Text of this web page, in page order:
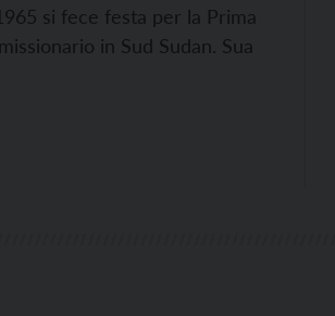
si fece festa per la Prima
in Sud Sudan. Sua